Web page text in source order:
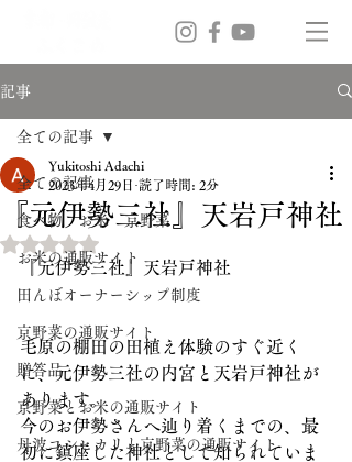
記事
全ての記事
食べ物 お米 京野菜
お米の通販サイト
田んぼオーナーシップ制度
京野菜の通販サイト
贈答品
京野菜とお米の通販サイト
丹波コシヒカリと京野菜の通販サイト
全ての記事
『元伊勢三社』天岩戸神社
Yukitoshi Adachi
2023年4月29日 読了時間: 2分
5つ星のうちNaNと評価されています。
『元伊勢三社』天岩戸神社
毛原の棚田の田植え体験のすぐ近く
に、元伊勢三社の内宮と天岩戸神社が
あります。
今のお伊勢さんへ辿り着くまでの、最
初に鎮座した神社として知られていま